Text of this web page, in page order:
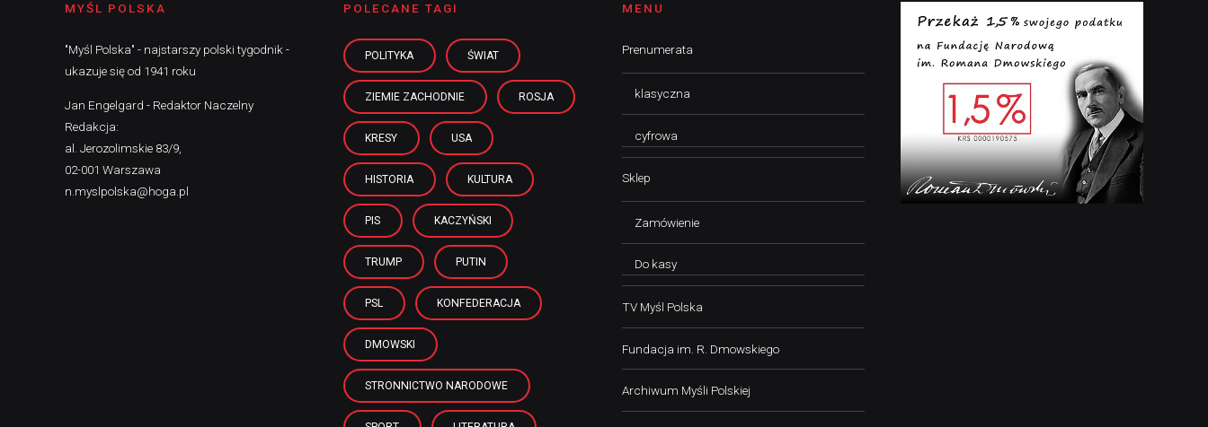
MYŚL POLSKA
"Myśl Polska" - najstarszy polski tygodnik -
ukazuje się od 1941 roku
Jan Engelgard - Redaktor Naczelny
Redakcja:
al. Jerozolimskie 83/9,
02-001 Warszawa
n.myslpolska@hoga.pl
POLECANE TAGI
POLITYKA ŚWIAT
ZIEMIE ZACHODNIE ROSJA
KRESY USA
HISTORIA KULTURA
PIS KACZYŃSKI
TRUMP PUTIN
PSL KONFEDERACJA
DMOWSKI
STRONNICTWO NARODOWE
MENU
Prenumerata
klasyczna
cyfrowa
Sklep
Zamówienie
Do kasy
TV Myśl Polska
Fundacja im. R. Dmowskiego
Archiwum Myśli Polskiej